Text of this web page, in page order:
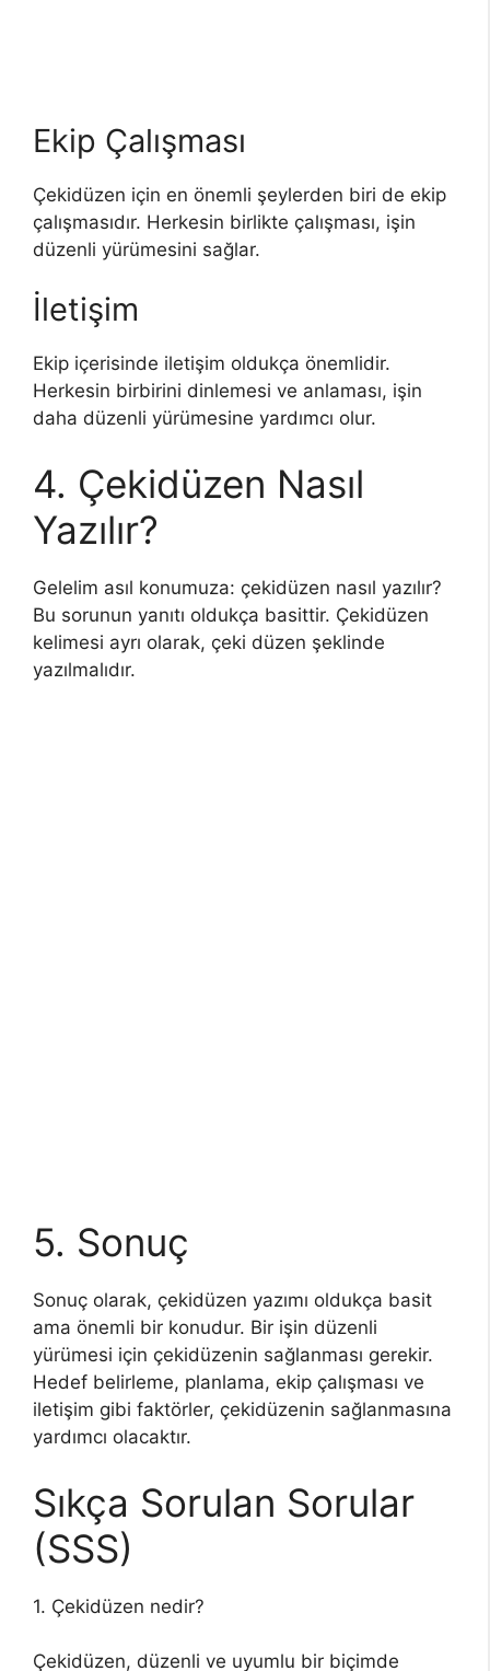
Ekip Çalışması
Çekidüzen için en önemli şeylerden biri de ekip
çalışmasıdır. Herkesin birlikte çalışması, işin
düzenli yürümesini sağlar.
İletişim
Ekip içerisinde iletişim oldukça önemlidir.
Herkesin birbirini dinlemesi ve anlaması, işin
daha düzenli yürümesine yardımcı olur.
4. Çekidüzen Nasıl
Yazılır?
Gelelim asıl konumuza: çekidüzen nasıl yazılır?
Bu sorunun yanıtı oldukça basittir. Çekidüzen
kelimesi ayrı olarak, çeki düzen şeklinde
yazılmalıdır.
5. Sonuç
Sonuç olarak, çekidüzen yazımı oldukça basit
ama önemli bir konudur. Bir işin düzenli
yürümesi için çekidüzenin sağlanması gerekir.
Hedef belirleme, planlama, ekip çalışması ve
iletişim gibi faktörler, çekidüzenin sağlanmasına
yardımcı olacaktır.
Sıkça Sorulan Sorular
(SSS)
1. Çekidüzen nedir?
Çekidüzen, düzenli ve uyumlu bir biçimde